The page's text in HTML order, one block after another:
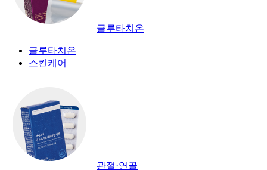
글루타치온
글루타치온
스킨케어
관절·연골